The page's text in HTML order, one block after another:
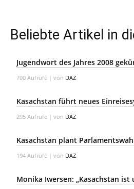
Beliebte Artikel in
Jugendwort des Jahres 2008
700 Aufrufe | von DAZ
Kasachstan führt neues
295 Aufrufe | von DAZ
Kasachstan plant
194 Aufrufe | von DAZ
Monika Iwersen: „Kasachstan ist